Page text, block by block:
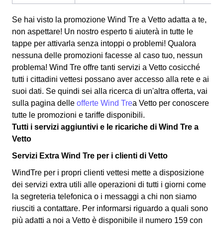
Se hai visto la promozione Wind Tre a Vetto adatta a te,
non aspettare! Un nostro esperto ti aiuterà in tutte le
tappe per attivarla senza intoppi o problemi! Qualora
nessuna delle promozioni facesse al caso tuo, nessun
problema! Wind Tre offre tanti servizi a Vetto cosicché
tutti i cittadini vettesi possano aver accesso alla rete e ai
suoi dati. Se quindi sei alla ricerca di un'altra offerta, vai
sulla pagina delle offerte Wind Trea Vetto per conoscere
tutte le promozioni e tariffe disponibili.
Tutti i servizi aggiuntivi e le ricariche di Wind Tre a
Vetto
Servizi Extra Wind Tre per i clienti di Vetto
WindTre per i propri clienti vettesi mette a disposizione
dei servizi extra utili alle operazioni di tutti i giorni come
la segreteria telefonica o i messaggi a chi non siamo
riusciti a contattare. Per informarsi riguardo a quali sono
più adatti a noi a Vetto è disponibile il numero 159 con